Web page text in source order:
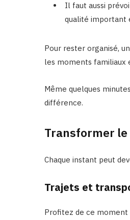
Il faut aussi
qualité important
Pour rester organisé,
les moments familiaux
Même quelques
différence.
Transformer
Chaque instant peut
Trajets et
Profitez de ce moment